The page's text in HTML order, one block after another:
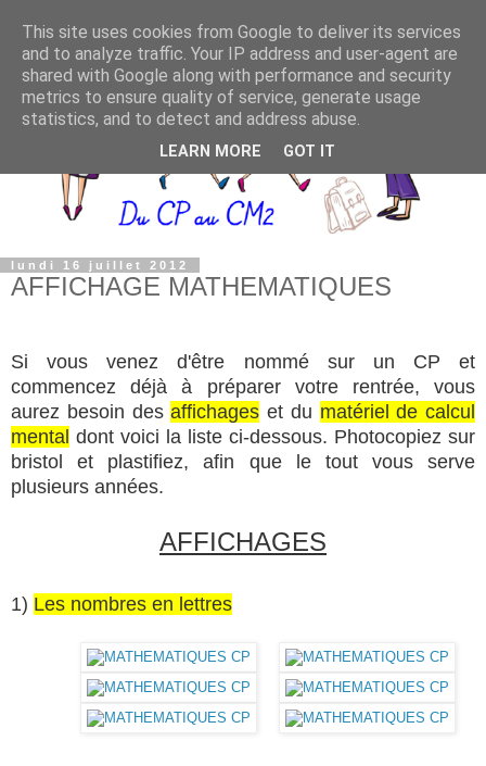
lundi 16 juillet 2012
AFFICHAGE MATHEMATIQUES
Si vous venez d'être nommé sur un CP et
commencez déjà à préparer votre rentrée, vous
aurez besoin desaffichages et du matériel de calcul
mental dont voici la liste ci-dessous. Photocopiez sur
bristol et plastifiez,afin que le tout vous serve
plusieurs années.
AFFICHAGES
1) Les nombres en lettres
This site uses cookies from Google to deliver its services
and to analyze traffic. Your IP address and user-agent are
shared with Google along with performance and security
metrics to ensure quality of service, generate usage
statistics, and to detect and address abuse.
LEARN MORE GOT IT